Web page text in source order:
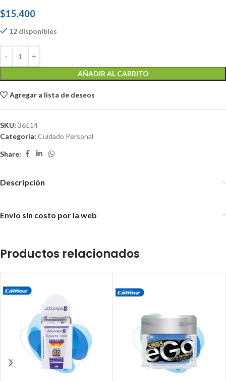
$15,400
12 disponibles
AÑADIR AL CARRITO
Agregar a lista de deseos
SKU: 36114
Categoría: Cuidado Personal
Share:
Descripción
Envio sin costo por la web
Productos relacionados